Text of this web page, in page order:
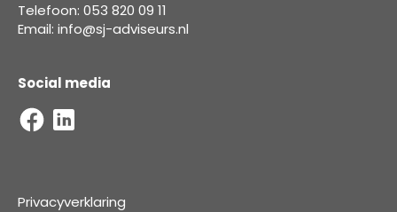
Telefoon: 053 820 09 11
Email: info@sj-adviseurs.nl
Social media
Privacyverklaring